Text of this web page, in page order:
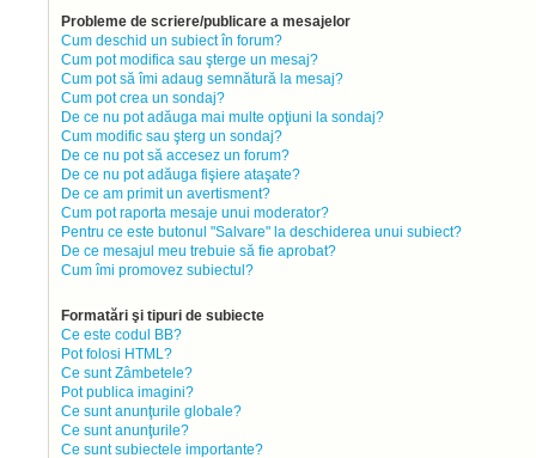
Probleme de scriere/publicare a mesajelor
Cum deschid un subiect în forum?
Cum pot modifica sau şterge un mesaj?
Cum pot să îmi adaug semnătură la mesaj?
Cum pot crea un sondaj?
De ce nu pot adăuga mai multe opţiuni la sondaj?
Cum modific sau şterg un sondaj?
De ce nu pot să accesez un forum?
De ce nu pot adăuga fişiere ataşate?
De ce am primit un avertisment?
Cum pot raporta mesaje unui moderator?
Pentru ce este butonul "Salvare" la deschiderea unui subiect?
De ce mesajul meu trebuie să fie aprobat?
Cum îmi promovez subiectul?
Formatări şi tipuri de subiecte
Ce este codul BB?
Pot folosi HTML?
Ce sunt Zâmbetele?
Pot publica imagini?
Ce sunt anunţurile globale?
Ce sunt anunţurile?
Ce sunt subiectele importante?